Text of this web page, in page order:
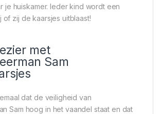
je huiskamer. Ieder kind wordt een
of zij de kaarsjes uitblaast!
met
Sam
dat de veiligheid van
Sam hoog in het vaandel staat en dat